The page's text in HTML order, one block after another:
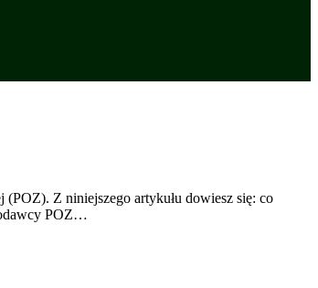
Z niniejszego artykułu dowiesz się: co
POZ…